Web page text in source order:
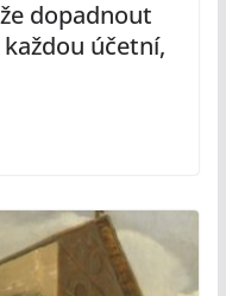
dopadnout
účetní,